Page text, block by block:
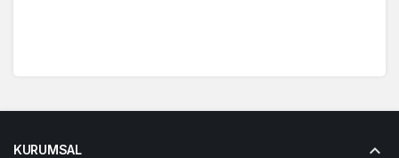
KURUMSAL